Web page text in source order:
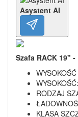
Asystent AI
Szafa RACK 19"
RODZAJ
KLASA